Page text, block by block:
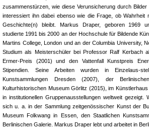
zusammenstürzen, wie diese Verunsicherung durch Bilder
interessiert ihn dabei ebenso wie die Frage, ob Wahrheit
Geschichte(n) bleibt. Markus Draper, geboren 1969
studierte 1991 bis 2000 an der Hochschule für Bildende
Martins College, London und an der Columbia University,
Studium als Meisterschüler bei Professor Ralf Kerbach
Ermer-Preis (2001) und den Vattenfall Kunstpreis
Stipendien. Seine Arbeiten wurden in Einzelaus-
Kunstsammlungen Dresden (2007), der
Kulturhistorischen Museum Görlitz (2015), im
in institutionellen Gruppenausstellungen weltweit gezeigt.
sich u. a. in der Sammlung zeitgenössischer Kunst der
Museum Folkwang in Essen, den Staatlichen
Berlinischen Galerie. Markus Draper lebt und arbeitet in